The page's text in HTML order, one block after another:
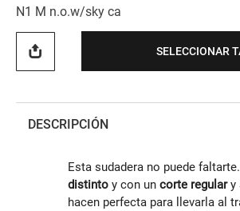
N1 M n.o.w/sky ca
SELECCIONAR
DESCRIPCIÓN
Esta sudadera no puede
distinto y con un corte regulary
hacen perfecta para llevarla al